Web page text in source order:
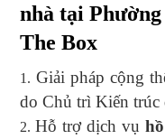
nhà tại
The Box
Giải pháp cộng
do Chủ trì Kiến trúc
Hỗ trợ dịch vụ